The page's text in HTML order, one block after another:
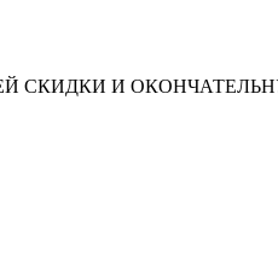
СКИДКИ И